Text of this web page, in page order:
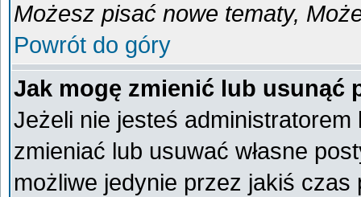
Możesz pisać nowe tematy,
Powrót do góry
Jak mogę zmienić lub usunąć
Jeżeli nie jesteś
zmieniać lub usuwać własne
możliwe jedynie przez jakiś